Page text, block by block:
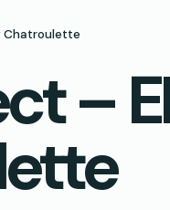
Chatroulette
–